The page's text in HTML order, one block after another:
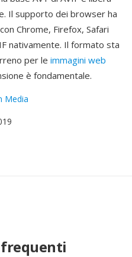
Il supporto dei browser ha
Chrome, Firefox, Safari
nativamente. Il formato sta
per le immagini web
è fondamentale.
Media
frequenti